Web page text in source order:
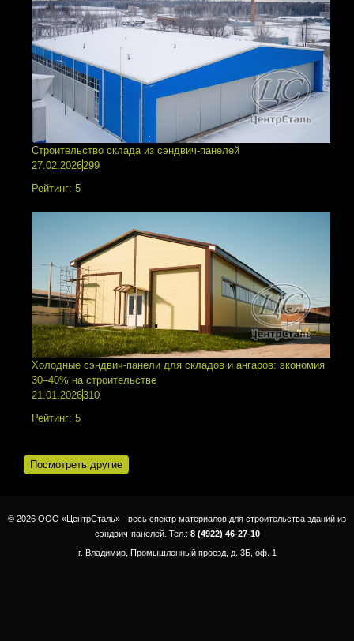
Строительство склада из сэндвич-панелей
27.02.2026299
Рейтинг: 5
Холодные сэндвич-панели для складов и ангаров: экономия
30–40% на строительстве
21.01.2026310
Рейтинг: 5
Посмотреть другие
© 2026 ООО «ЦентрСталь» - весь спектр материалов для строительства зданий из
сэндвич-панелей. Тел.: 8 (4922) 46-27-10
г. Владимир, Промышленный проезд, д. 3Б, оф. 1